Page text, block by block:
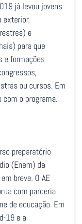
já levou jovens
exterior,
e
para que
e formações
ou cursos. Em
o programa.
preparatório
(Enem) da
breve. O AE
com parceria
de educação. Em
19 e a